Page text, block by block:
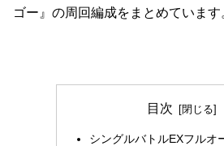
ゴー』の周回編成をまとめています
目次
シングルバトルEXフルオ